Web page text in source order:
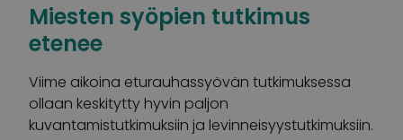
Miesten syöpien tutkimus
etenee
Viime aikoina eturauhassyövän tutkimuksessa
ollaan keskitytty hyvin paljon
kuvantamistutkimuksiin ja levinneisyystutkimuksiin.